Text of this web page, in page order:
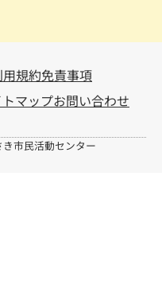
規約免責事項
マップお問い合わせ
市民活動センター